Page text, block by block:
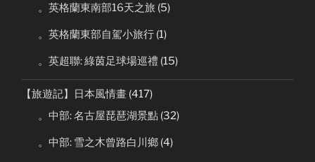
。英格蘭東南部16天之旅 (5)
。英格蘭東部自駕小旅行 (1)
。英超聯: 綠茵足球場巡禮 (15)
【旅遊記】日本風情畫 (417)
。中部: 名古屋琵琶湖景點 (32)
。中部: 雪之木曾路白川鄉 (4)